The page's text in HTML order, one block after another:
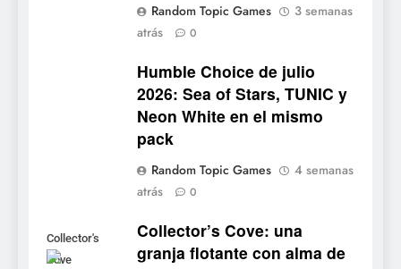
Random Topic Games
3 semanas
atrás
0
Humble Choice de julio
2026: Sea of Stars, TUNIC y
Neon White en el mismo
pack
Random Topic Games
4 semanas
atrás
0
Collector's
Cove
Collector’s Cove: una
granja flotante con alma de
tendrá su primer CCG digital
para PC y móviles
Onimusha: Way of the Sword
ya tiene fecha: Capcom
reservas
NOTICIAS DE VIDEOJUEGOS
No Rest for the Wicked
confirma su versión 1.0 para